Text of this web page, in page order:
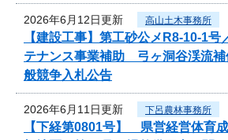
2026年6月12日更新 高山土木事務所
【建設工事】第工砂公メR8-10-1
テナンス事業補助 弓ヶ洞谷渓流補
般競争入札公告
2026年6月11日更新 下呂農林事務所
【下経第0801号】 県営経営体育